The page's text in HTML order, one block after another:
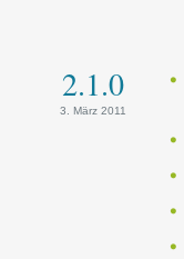
2.1.0
3. März 2011